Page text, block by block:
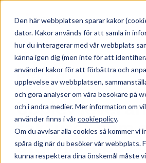
Den här webbplatsen sparar kakor
dator. Kakor används för att samla in
hur du interagerar med vår webbplats
känna igen dig (men inte för att
använder kakor för att förbättra och
upplevelse av webbplatsen,
och göra analyser om våra besökare på
och i andra medier. Mer information om
använder finns i vårcookiepolicy.
Om du avvisar alla cookies så kommer vi
spåra dig när du besöker vår webbplats.
kunna respektera dina önskemål måste
Upplev
fakturor som
stannar upp